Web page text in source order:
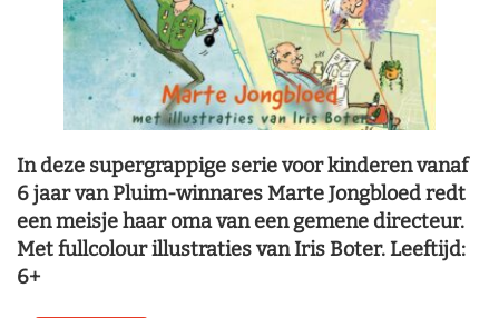
In deze supergrappige serie voor kinderen vanaf
6 jaar van Pluim-winnares Marte Jongbloed redt
een meisje haar oma van een gemene directeur.
Met fullcolour illustraties van Iris Boter. Leeftijd:
6+